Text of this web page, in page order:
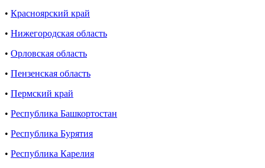
• Красноярский край
• Нижегородская область
• Орловская область
• Пензенская область
• Пермский край
• Республика Башкортостан
• Республика Бурятия
• Республика Карелия